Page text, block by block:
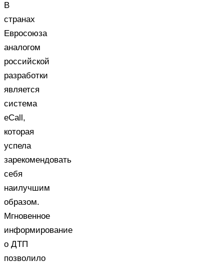
В
странах
Евросоюза
аналогом
российской
разработки
является
система
eCall,
которая
успела
зарекомендовать
себя
наилучшим
образом.
Мгновенное
информирование
о ДТП
позволило